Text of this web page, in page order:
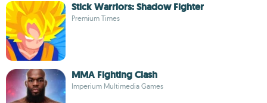
Stick Warriors: Shadow Fighter
Premium Times
MMA Fighting Clash
Imperium Multimedia Games